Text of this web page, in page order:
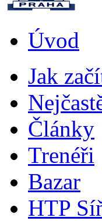
Úvod
Jak
Články
Trenéři
Bazar
HTP